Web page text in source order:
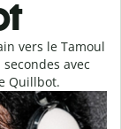
vers le Tamoul
avec
Quillbot.